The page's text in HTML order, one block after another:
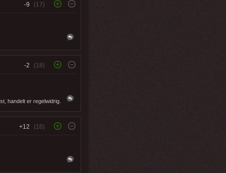
-9 (17)
-2 (18)
handelt er regelwidrig.
+12 (16)